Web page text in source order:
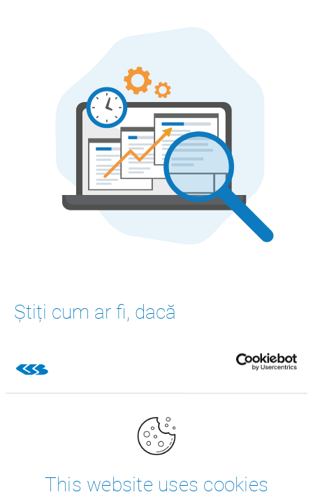
This website uses cookies
Știți cum ar fi, dacă
planificări de necesar sigure. Indiferent că este vorba
despre prognoza de vânzări sau planificarea predictivă la
nivel de zi a necesarului viitor: planificarea scenariilor de
la CSB vă furnizează prognoze solide și vă oferă
recomandări în mod automat. În acest mod puteți
planifica în siguranță pasul următor.